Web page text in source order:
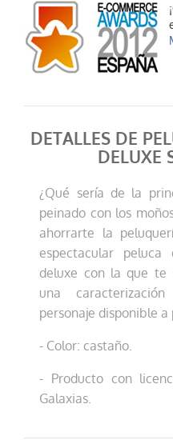
DETALLES DE
DELUXE
¿Qué sería de la
peinado con los
ahorrarte la
espectacular
deluxe con la que te
una
personaje disponible
- Color: castaño.
- Producto con
Galaxias.